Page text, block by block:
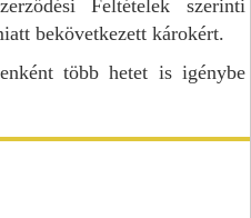
Feltételek szerinti
bekövetkezett károkért.
több hetet is igénybe